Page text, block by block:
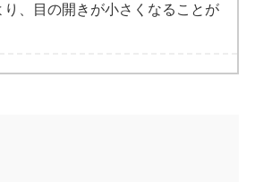
り、目の開きが小さくなることが